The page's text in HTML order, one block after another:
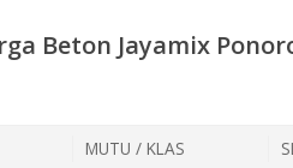
Beton Jayamix
MUTU / KLAS